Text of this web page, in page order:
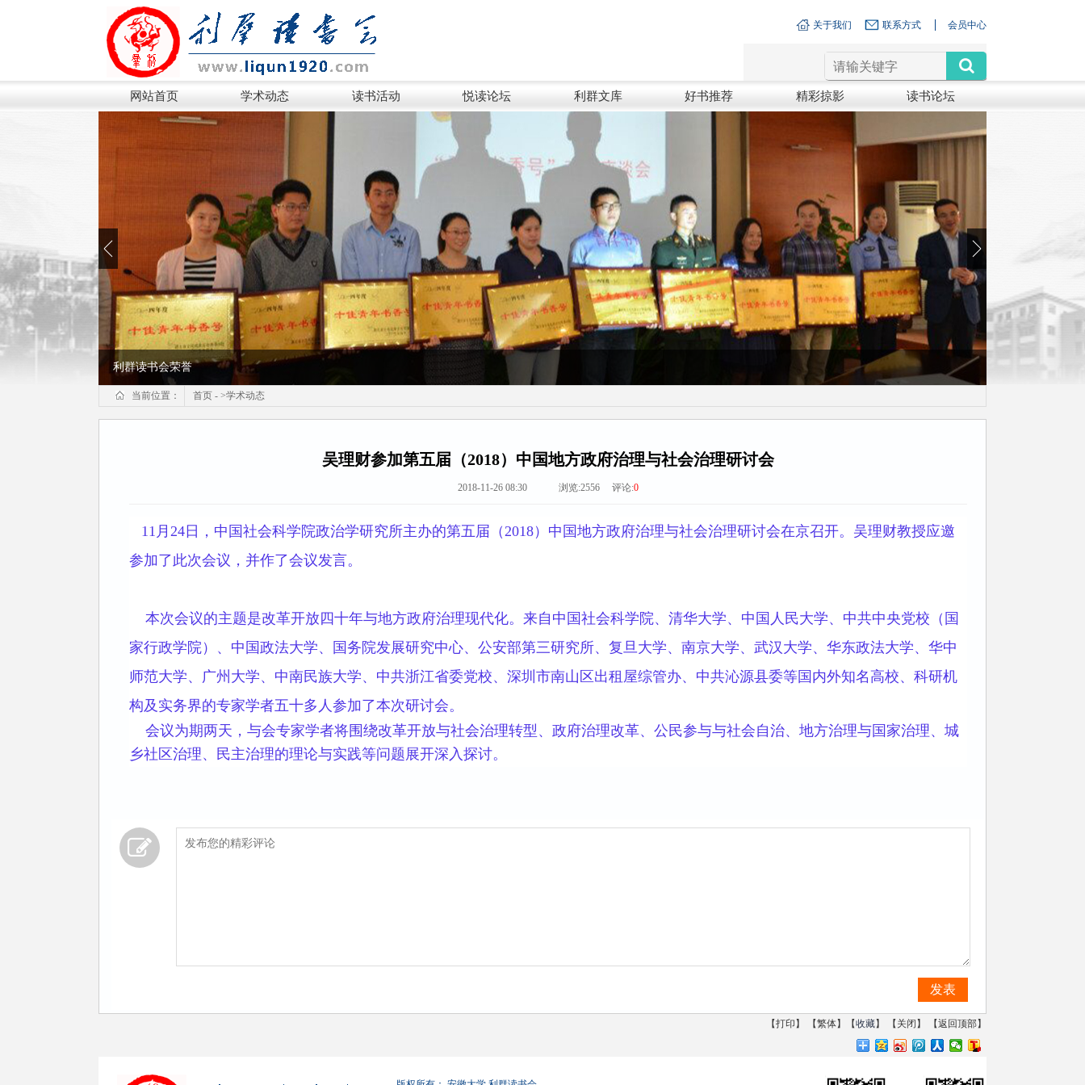
会员中心
联系方式
关于我们
网站首页 学术动态 读书活动 悦读论坛 利群文库 好书推荐 精彩掠影 读书论坛
利群读书会荣誉
当前位置： 首页 - >学术动态
吴理财参加第五届（2018）中国地方政府治理与社会治理研讨会
2018-11-26 08:30 浏览:2556 评论:0
11月24日，中国社会科学院政治学研究所主办的第五届（2018）中国地方政府治理与社会治理研讨会在京召开。吴理财教授应邀
参加了此次会议，并作了会议发言。
本次会议的主题是改革开放四十年与地方政府治理现代化。来自中国社会科学院、清华大学、中国人民大学、中共中央党校（国
家行政学院）、中国政法大学、国务院发展研究中心、公安部第三研究所、复旦大学、南京大学、武汉大学、华东政法大学、华中
师范大学、广州大学、中南民族大学、中共浙江省委党校、深圳市南山区出租屋综管办、中共沁源县委等国内外知名高校、科研机
构及实务界的专家学者五十多人参加了本次研讨会。
会议为期两天，与会专家学者将围绕改革开放与社会治理转型、政府治理改革、公民参与与社会自治、地方治理与国家治理、城
乡社区治理、民主治理的理论与实践等问题展开深入探讨。
发表
【打印 】 【繁体】【收藏】 【 关闭 】 【返回顶部】